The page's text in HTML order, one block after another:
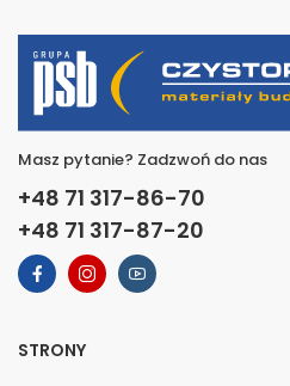
Masz pytanie? Zadzwoń do nas
+48 71 317-86-70
+48 71 317-87-20
STRONY